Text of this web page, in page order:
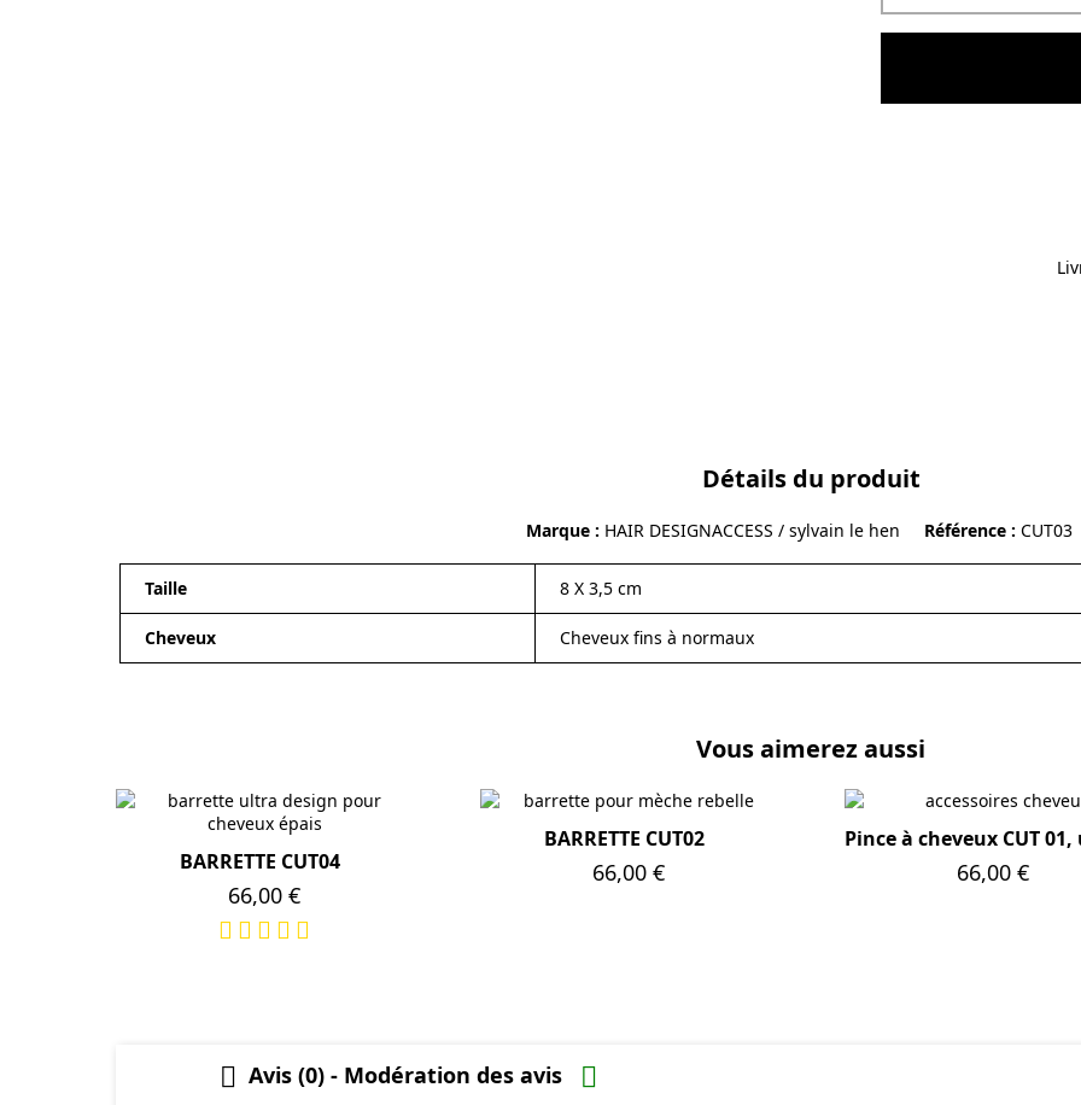
Détails du produit
Marque HAIR DESIGNACCESS / sylvain le hen Référence CUT03
Taille 8 X 3,5 cm
Cheveux Cheveux fins à normaux
Vous aimerez aussi
BARRETTE CUT04
Prix
66,00 €
BARRETTE CUT02
Prix
66,00 €
Pince à cheveux CUT 01,
Prix
66,00 €
 Avis (0) - Modération des avis 